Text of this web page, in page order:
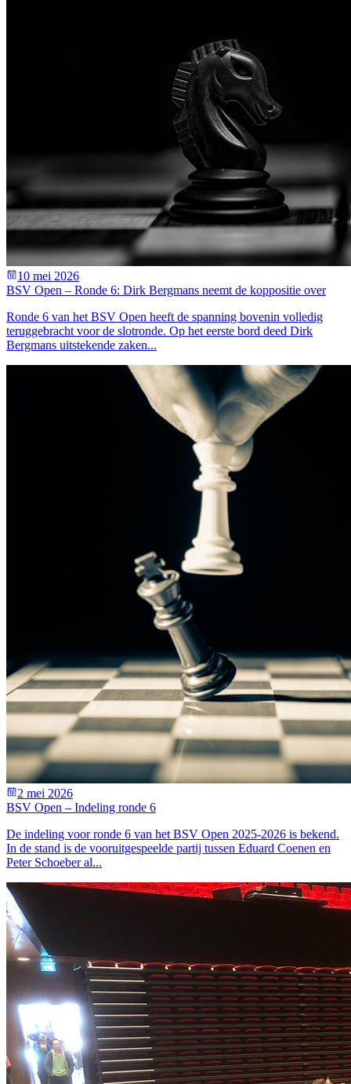
10 mei 2026
BSV Open – Ronde 6: Dirk Bergmans neemt de koppositie over
Ronde 6 van het BSV Open heeft de spanning bovenin volledig
teruggebracht voor de slotronde. Op het eerste bord deed Dirk
Bergmans uitstekende zaken...
2 mei 2026
BSV Open – Indeling ronde 6
De indeling voor ronde 6 van het BSV Open 2025-2026 is bekend.
In de stand is de vooruitgespeelde partij tussen Eduard Coenen en
Peter Schoeber al...